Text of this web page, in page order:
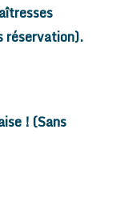
réservation).
! (Sans